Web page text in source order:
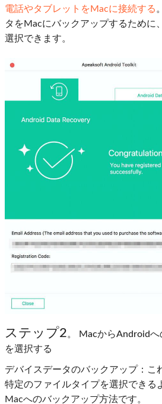
電話やタブレットをMacに接続する
タをMacにバックアップするために
選択できます。
ステップ2。 MacからAndroid
を選択する
デバイスデータのバックアップ：こ
特定のファイルタイプを選択できる
Macへのバックアップ方法です。